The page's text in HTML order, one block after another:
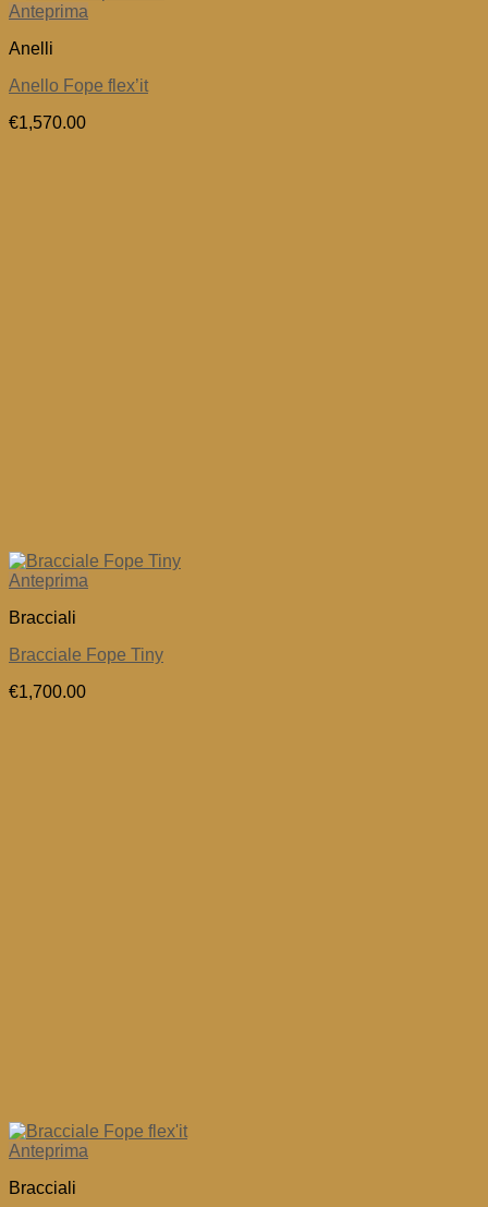
Anteprima
Anelli
Anello Fope flex’it
€1,570.00
Anteprima
Bracciali
Bracciale Fope Tiny
€1,700.00
Anteprima
Bracciali